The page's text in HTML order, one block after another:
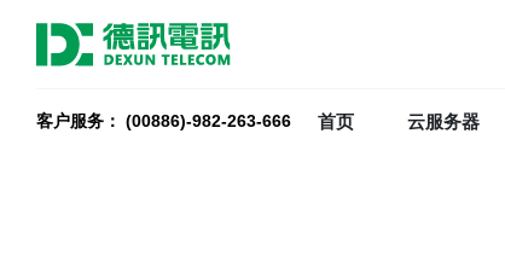
客户服务： (00886)-982-263-666 首页 云服务器